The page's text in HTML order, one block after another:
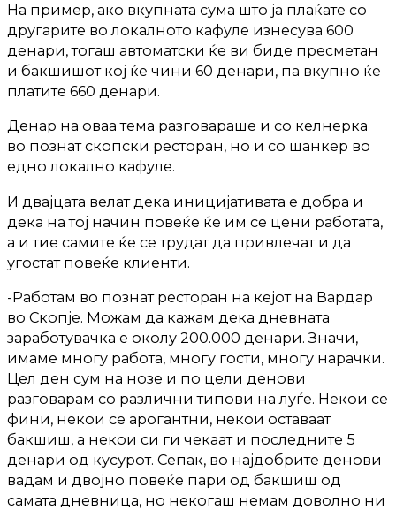
На пример, ако вкупната сума што ја плаќате со
другарите во локалното кафуле изнесува 600
денари, тогаш автоматски ќе ви биде пресметан
и бакшишот кој ќе чини 60 денари, па вкупно ќе
платите 660 денари.
Денар на оваа тема разговараше и со келнерка
во познат скопски ресторан, но и со шанкер во
едно локално кафуле.
И двајцата велат дека иницијативата е добра и
дека на тој начин повеќе ќе им се цени работата,
а и тие самите ќе се трудат да привлечат и да
угостат повеќе клиенти.
-Работам во познат ресторан на кејот на Вардар
во Скопје. Можам да кажам дека дневната
заработувачка е околу 200.000 денари. Значи,
имаме многу работа, многу гости, многу нарачки.
Цел ден сум на нозе и по цели денови
разговарам со различни типови на луѓе. Некои се
фини, некои се арогантни, некои оставаат
бакшиш, а некои си ги чекаат и последните 5
денари од кусурот. Сепак, во најдобрите денови
вадам и двојно повеќе пари од бакшиш од
самата дневница, но некогаш немам доволно ни